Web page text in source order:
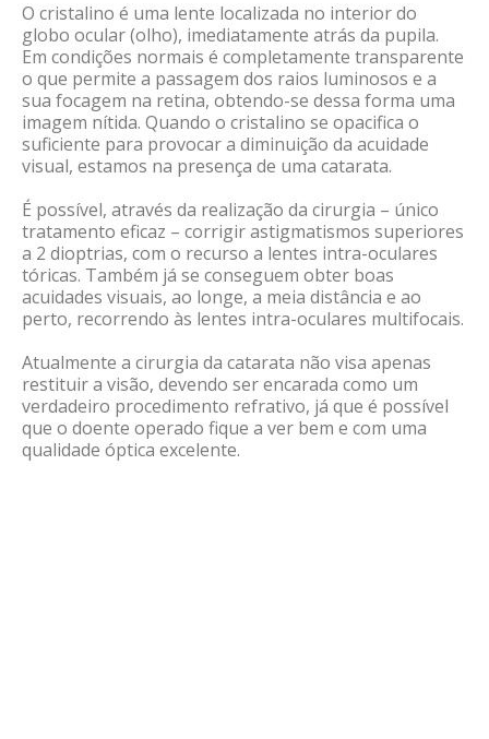
O cristalino é uma lente localizada no interior do
globo ocular (olho), imediatamente atrás da pupila.
Em condições normais é completamente transparente
o que permite a passagem dos raios luminosos e a
sua focagem na retina, obtendo-se dessa forma uma
imagem nítida. Quando o cristalino se opacifica o
suficiente para provocar a diminuição da acuidade
visual, estamos na presença de uma catarata.
É possível, através da realização da cirurgia – único
tratamento eficaz – corrigir astigmatismos superiores
a 2 dioptrias, com o recurso a lentes intra-oculares
tóricas. Também já se conseguem obter boas
acuidades visuais, ao longe, a meia distância e ao
perto, recorrendo às lentes intra-oculares multifocais.
Atualmente a cirurgia da catarata não visa apenas
restituir a visão, devendo ser encarada como um
verdadeiro procedimento refrativo, já que é possível
que o doente operado fique a ver bem e com uma
qualidade óptica excelente.